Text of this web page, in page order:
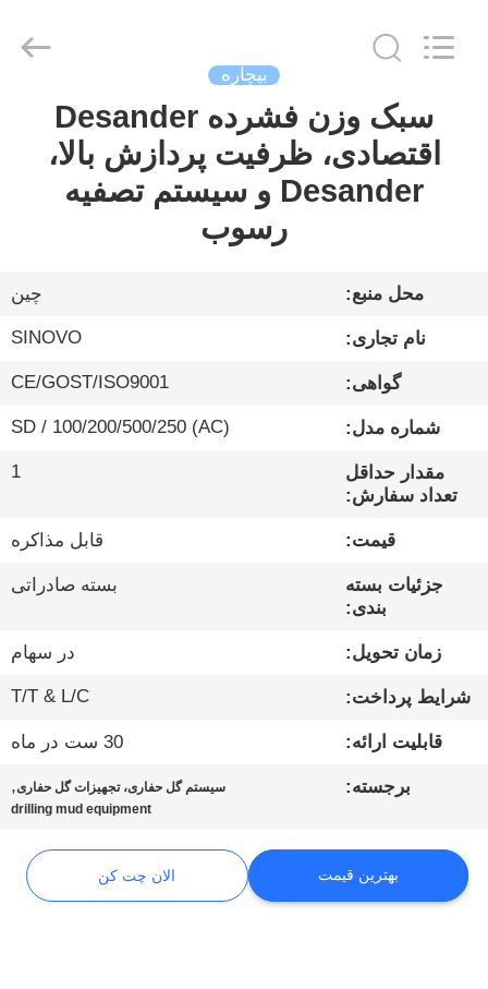
محصولات
کارخانه
کنترل
تماس
الان
چت
Sinovo
Heavy
بیچاره
سبک وزن فشرده Desander
اقتصادی، ظرفیت پردازش بالا،
Desander و سیستم تصفیه
رسوب
محل منبع: چین
نام تجاری: SINOVO
گواهی: CE/GOST/ISO9001
شماره مدل: SD / 100/200/500/250 (AC)
مقدار حداقل
تعداد سفارش:
1
قیمت: قابل مذاکره
جزئیات بسته
بندی:
بسته صادراتی
زمان تحویل: در سهام
شرایط پرداخت: T/T & L/C
قابلیت ارائه: 30 ست در ماه
برجسته: سیستم گل حفاری، تجهیزات گل حفاری,
drilling mud equipment
بهترین قیمت الان چت کن